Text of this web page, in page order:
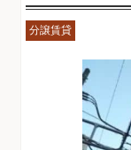
分譲賃貸